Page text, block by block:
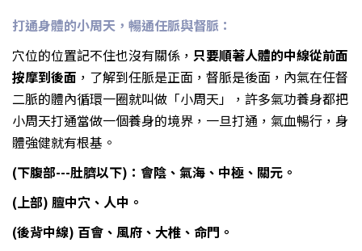
打通身體的小周天，暢通任脈與督脈：
穴位的位置記不住也沒有關係， 只要順著人體的中線從前面
按摩到後面 ，了解到任脈是正面，督脈是後面，內氣在任督
二脈的體內循環一圈就叫做「小周天」，許多氣功養身都把
小周天打通當做一個養身的境界，一旦打通，氣血暢行，身
體強健就有根基。
(下腹部---肚臍以下)：會陰、氣海、中極、關元。
(上部) 膻中穴、人中。
(後背中線) 百會、風府、大椎、命門。